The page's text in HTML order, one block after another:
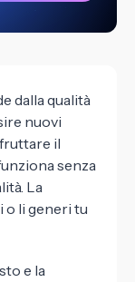
dalla qualità
nuovi
il
senza
La
o li generi tu
e la